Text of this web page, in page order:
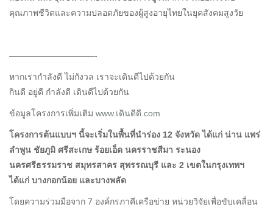
คุณภาพชีวิตและความปลอดภัยของผู้สูงอายุไทยในยุคสังคมสูงวัย
——————————-
หากเรากำลังดี ไม่กังวล เราจะเดินดีไปด้วยกัน
กินดี อยู่ดี กำลังดี เดินดีไปด้วยกัน
ข้อมูลโครงการเพิ่มเติม www.เดินดีดี.com
โครงการต้นแบบฯ นี้จะเริ่มในพื้นที่นำร่อง 12 จังหวัด ได้แก่ น่าน แพร่
ลำพูน ชัยภูมิ ศรีสะเกษ ร้อยเอ็ด นครราชสีมา ระนอง
นครศรีธรรมราช สมุทรสาคร สุพรรณบุรี และ 2 เขตในกรุงเทพฯ
ได้แก่ บางกอกน้อย และบางพลัด
โดยความร่วมมือจาก 7 องค์กรภาคีเครือข่าย หน่วยวิจัยเพื่อขับเคลื่อน